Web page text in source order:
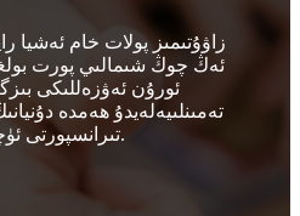
زاۋۇتىمىز پولات خام ئەشيا
ئەڭ چوڭ شىمالىي پورت
ئورۇن ئەۋزەللىكى
تەمىنلىيەلەيدۇ ھەمدە
تىرانسپورتى ئۈچۈن تېخىمۇ قولايلىق يارىتىدۇ.